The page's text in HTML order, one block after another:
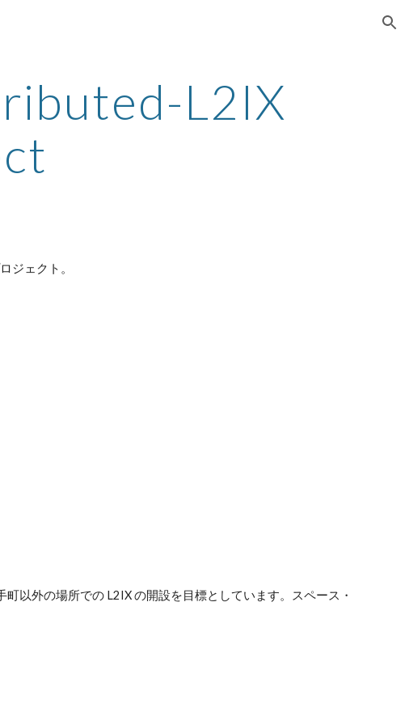
L2IX
ジェクト。
町以外の場所での L2IX の開設を目標としています。スペース・